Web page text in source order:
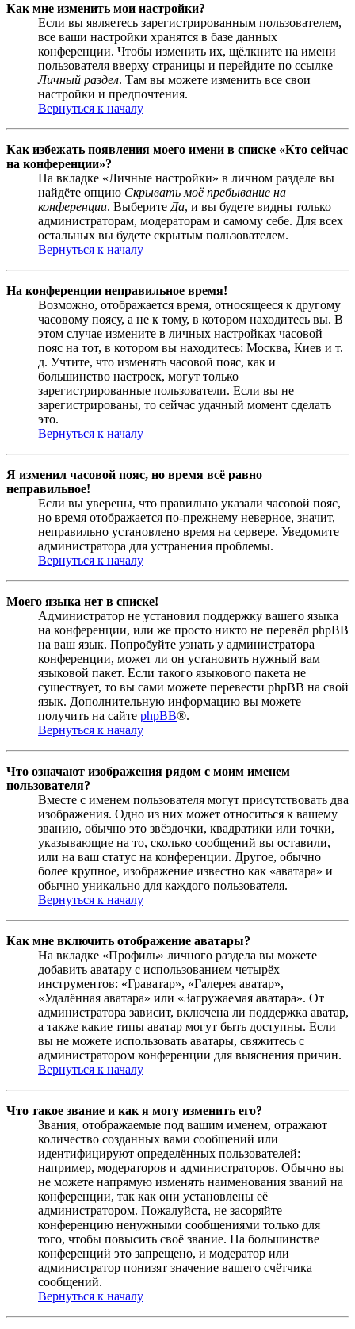
Как мне изменить мои настройки?
Если вы являетесь зарегистрированным пользователем,
все ваши настройки хранятся в базе данных
конференции. Чтобы изменить их, щёлкните на имени
пользователя вверху страницы и перейдите по ссылке
Личный раздел. Там вы можете изменить все свои
настройки и предпочтения.
Вернуться к началу
Как избежать появления моего имени в списке «Кто сейчас
на конференции»?
На вкладке «Личные настройки» в личном разделе вы
найдёте опцию Скрывать моё пребывание на
конференции. Выберите Да, и вы будете видны только
администраторам, модераторам и самому себе. Для всех
остальных вы будете скрытым пользователем.
Вернуться к началу
На конференции неправильное время!
Возможно, отображается время, относящееся к другому
часовому поясу, а не к тому, в котором находитесь вы. В
этом случае измените в личных настройках часовой
пояс на тот, в котором вы находитесь: Москва, Киев и т.
д. Учтите, что изменять часовой пояс, как и
большинство настроек, могут только
зарегистрированные пользователи. Если вы не
зарегистрированы, то сейчас удачный момент сделать
это.
Вернуться к началу
Я изменил часовой пояс, но время всё равно
неправильное!
Если вы уверены, что правильно указали часовой пояс,
но время отображается по-прежнему неверное, значит,
неправильно установлено время на сервере. Уведомите
администратора для устранения проблемы.
Вернуться к началу
Моего языка нет в списке!
Администратор не установил поддержку вашего языка
на конференции, или же просто никто не перевёл phpBB
на ваш язык. Попробуйте узнать у администратора
конференции, может ли он установить нужный вам
языковой пакет. Если такого языкового пакета не
существует, то вы сами можете перевести phpBB на свой
язык. Дополнительную информацию вы можете
получить на сайте phpBB®.
Вернуться к началу
Что означают изображения рядом с моим именем
пользователя?
Вместе с именем пользователя могут присутствовать два
изображения. Одно из них может относиться к вашему
званию, обычно это звёздочки, квадратики или точки,
указывающие на то, сколько сообщений вы оставили,
или на ваш статус на конференции. Другое, обычно
более крупное, изображение известно как «аватара» и
обычно уникально для каждого пользователя.
Вернуться к началу
Как мне включить отображение аватары?
На вкладке «Профиль» личного раздела вы можете
добавить аватару с использованием четырёх
инструментов: «Граватар», «Галерея аватар»,
«Удалённая аватара» или «Загружаемая аватара». От
администратора зависит, включена ли поддержка аватар,
а также какие типы аватар могут быть доступны. Если
вы не можете использовать аватары, свяжитесь с
администратором конференции для выяснения причин.
Вернуться к началу
Что такое звание и как я могу изменить его?
Звания, отображаемые под вашим именем, отражают
количество созданных вами сообщений или
идентифицируют определённых пользователей:
например, модераторов и администраторов. Обычно вы
не можете напрямую изменять наименования званий на
конференции, так как они установлены её
администратором. Пожалуйста, не засоряйте
конференцию ненужными сообщениями только для
того, чтобы повысить своё звание. На большинстве
конференций это запрещено, и модератор или
администратор понизят значение вашего счётчика
сообщений.
Вернуться к началу